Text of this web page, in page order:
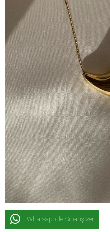
Whatsapp İle Sipariş ver